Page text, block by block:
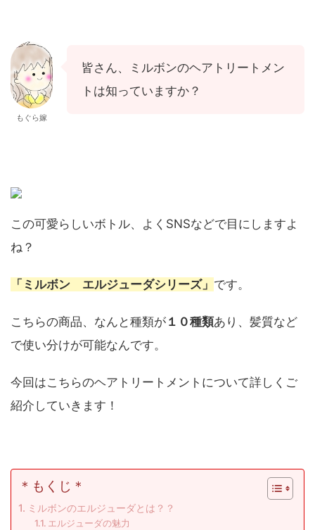
もぐら嫁
皆さん、ミルボンのヘアトリートメン
トは知っていますか？
この可愛らしいボトル、よくSNSなどで目にしますよ
ね？
「ミルボン エルジューダシリーズ」 です。
こちらの商品、なんと種類が １０種類あり、髪質など
で使い分けが可能なんです。
今回はこちらのヘアトリートメントについて詳しくご
紹介していきます！
＊もくじ＊
ミルボンのエルジューダとは？？
エルジューダの魅力